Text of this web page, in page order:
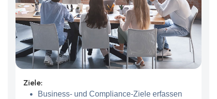
Ziele:
Business- und Compliance-Ziele erfassen